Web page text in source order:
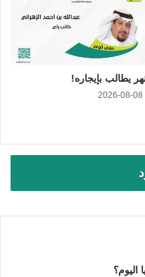
يطالب بإيجاره!
2026-08-08
اليوم؟